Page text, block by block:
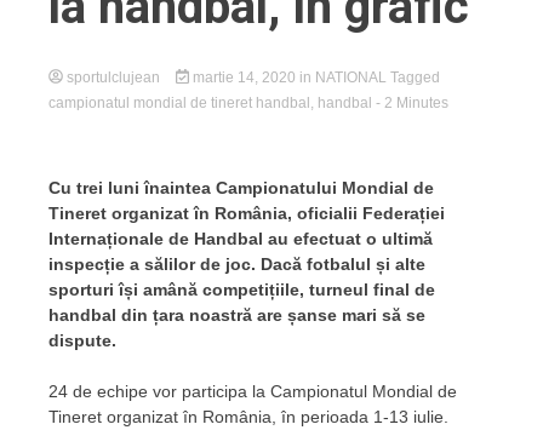
sportulclujean martie 14, 2020 in NATIONAL Tagged
campionatul mondial de tineret handbal handbal - 2 Minutes
Cu trei luni înaintea Campionatului Mondial de
Tineret organizat în România, oficialii Federației
Internaționale de Handbal au efectuat o ultimă
inspecție a sălilor de joc. Dacă fotbalul și alte
sporturi își amână competițiile, turneul final de
handbal din țara noastră are șanse mari să se
dispute.
24 de echipe vor participa la Campionatul Mondial de
Tineret organizat în România, în perioada 1-13 iulie.